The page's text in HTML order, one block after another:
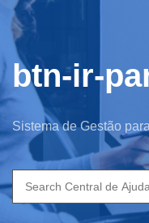
btn-ir-
Sistema de Gestão
Search
for: